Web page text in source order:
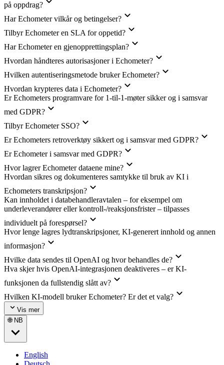
på oppdrag?
Har Echometer vilkår og betingelser?
Tilbyr Echometer en SLA for oppetid?
Har Echometer en gjenopprettingsplan?
Hvordan håndteres autorisasjoner i Echometer?
Hvilken autentiseringsmetode bruker Echometer?
Hvordan krypteres data i Echometer?
Er Echometers programvare for 1-til-1-møter sikker og i samsvar
med GDPR?
Tilbyr Echometer SSO?
Er Echometers retroverktøy sikkert og i samsvar med GDPR?
Er Echometer i samsvar med GDPR?
Hvor lagrer Echometer dataene mine?
Hvordan sikres og dokumenteres samtykke til bruk av KI i
Echometers transkripsjon?
Kan innholdet i databehandleravtalen – for eksempel om
underleverandører eller kontroll-/reaksjonsfrister – tilpasses
individuelt på forespørsel?
Hvor lenge lagres lydtranskripsjoner, KI-generert innhold og annen
informasjon?
Hvilke data sendes til OpenAI og hvor behandles de?
Hva skjer hvis OpenAI-integrasjonen deaktiveres – er KI-
funksjonen da fullstendig slått av?
Hvilken KI-modell bruker Echometer? Er det et valg?
Vis mer
🌐 NB
English